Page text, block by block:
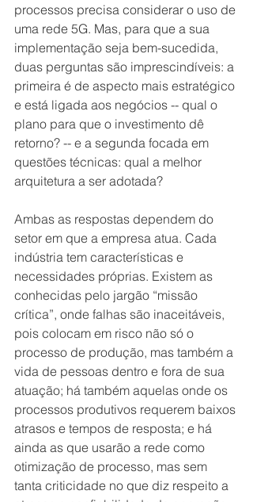
processos precisa considerar o uso de
uma rede 5G. Mas, para que a sua
implementação seja bem-sucedida,
duas perguntas são imprescindíveis: a
primeira é de aspecto mais estratégico
e está ligada aos negócios -- qual o
plano para que o investimento dê
retorno? -- e a segunda focada em
questões técnicas: qual a melhor
arquitetura a ser adotada?
Ambas as respostas dependem do
setor em que a empresa atua. Cada
indústria tem características e
necessidades próprias. Existem as
conhecidas pelo jargão “missão
crítica”, onde falhas são inaceitáveis,
pois colocam em risco não só o
processo de produção, mas também a
vida de pessoas dentro e fora de sua
atuação; há também aquelas onde os
processos produtivos requerem baixos
atrasos e tempos de resposta; e há
ainda as que usarão a rede como
otimização de processo, mas sem
tanta criticidade no que diz respeito a